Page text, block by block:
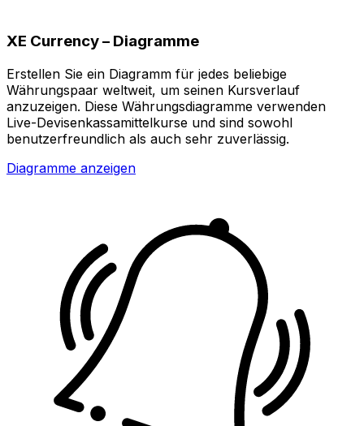
XE Currency – Diagramme
Erstellen Sie ein Diagramm für jedes beliebige
Währungspaar weltweit, um seinen Kursverlauf
anzuzeigen. Diese Währungsdiagramme verwenden
Live-Devisenkassamittelkurse und sind sowohl
benutzerfreundlich als auch sehr zuverlässig.
Diagramme anzeigen